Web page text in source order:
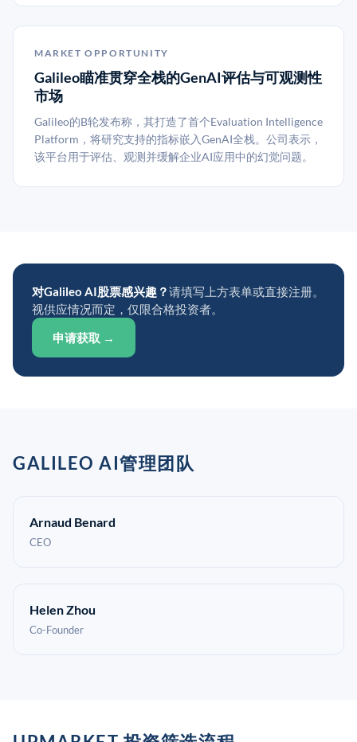
MARKET OPPORTUNITY
Galileo瞄准贯穿全栈的GenAI评估与可观测性
市场
Galileo的B轮发布称，其打造了首个Evaluation Intelligence
Platform，将研究支持的指标嵌入GenAI全栈。公司表示，
该平台用于评估、观测并缓解企业AI应用中的幻觉问题。
对Galileo AI股票感兴趣？请填写上方表单或直接注册。
视供应情况而定，仅限合格投资者。
申请获取 →
GALILEO AI管理团队
Arnaud Benard
CEO
Helen Zhou
Co-Founder